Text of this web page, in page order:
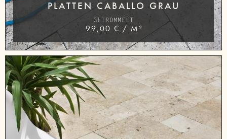
PLATTEN CABALLO GRAU
GETROMMELT
99,00€ / M²